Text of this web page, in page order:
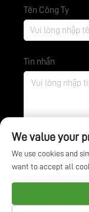
Tên Công Ty
Tin nhắn
Bản quyền ©
Giang Tô. Tất cả
We value your
We use cookies and
want to accept all